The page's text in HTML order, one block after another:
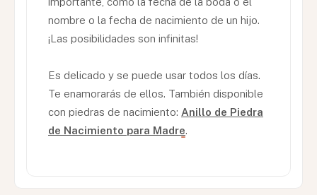
nombre o la fecha de nacimiento de un hijo.
¡Las posibilidades son infinitas!
Es delicado y se puede usar todos los días.
Te enamorarás de ellos. También disponible
con piedras de nacimiento: Anillo de Piedra
de Nacimiento para Madre.